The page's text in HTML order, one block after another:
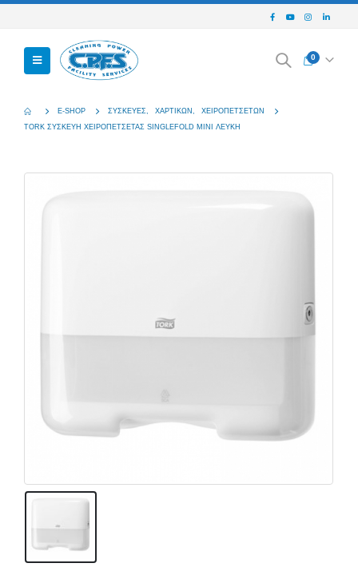
0
E-SHOP ΣΥΣΚΕΥΈΣ ΧΑΡΤΙΚΏΝ
ΧΕΙΡΟΠΕΤΣΈΤΩΝ
TORK ΣΥΣΚΕΥΗ ΧΕΙΡΟΠΕΤΣΕΤΑΣ SINGLEFOLD MINI ΛΕΥΚΗ